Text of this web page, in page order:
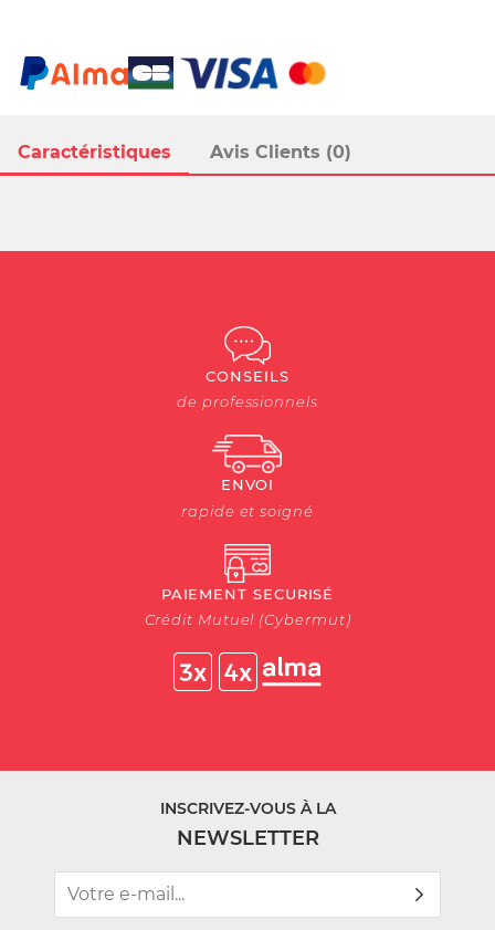
Caractéristiques Avis Clients (0)
CONSEILS
de professionnels
ENVOI
rapide et soigné
PAIEMENT SECURISÉ
Crédit Mutuel (Cybermut)
INSCRIVEZ-VOUS À LA
NEWSLETTER